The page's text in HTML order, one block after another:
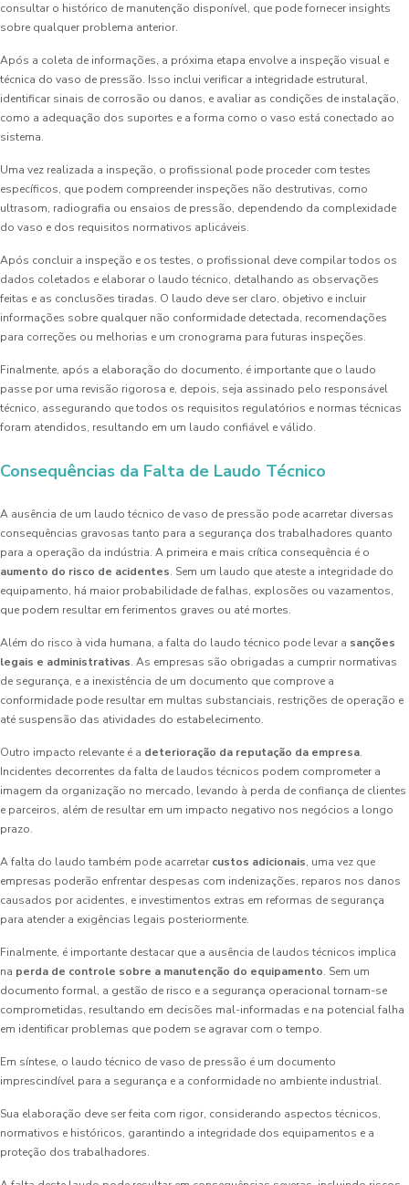
consultar o histórico de manutenção disponível, que pode fornecer insights
sobre qualquer problema anterior.
Após a coleta de informações, a próxima etapa envolve a inspeção visual e
técnica do vaso de pressão. Isso inclui verificar a integridade estrutural,
identificar sinais de corrosão ou danos, e avaliar as condições de instalação,
como a adequação dos suportes e a forma como o vaso está conectado ao
sistema.
Uma vez realizada a inspeção, o profissional pode proceder com testes
específicos, que podem compreender inspeções não destrutivas, como
ultrasom, radiografia ou ensaios de pressão, dependendo da complexidade
do vaso e dos requisitos normativos aplicáveis.
Após concluir a inspeção e os testes, o profissional deve compilar todos os
dados coletados e elaborar o laudo técnico, detalhando as observações
feitas e as conclusões tiradas. O laudo deve ser claro, objetivo e incluir
informações sobre qualquer não conformidade detectada, recomendações
para correções ou melhorias e um cronograma para futuras inspeções.
Finalmente, após a elaboração do documento, é importante que o laudo
passe por uma revisão rigorosa e, depois, seja assinado pelo responsável
técnico, assegurando que todos os requisitos regulatórios e normas técnicas
foram atendidos, resultando em um laudo confiável e válido.
Consequências da Falta de Laudo Técnico
A ausência de um laudo técnico de vaso de pressão pode acarretar diversas
consequências gravosas tanto para a segurança dos trabalhadores quanto
para a operação da indústria. A primeira e mais crítica consequência é o
aumento do risco de acidentes. Sem um laudo que ateste a integridade do
equipamento, há maior probabilidade de falhas, explosões ou vazamentos,
que podem resultar em ferimentos graves ou até mortes.
Além do risco à vida humana, a falta do laudo técnico pode levar a sanções
legais e administrativas. As empresas são obrigadas a cumprir normativas
de segurança, e a inexistência de um documento que comprove a
conformidade pode resultar em multas substanciais, restrições de operação e
até suspensão das atividades do estabelecimento.
Outro impacto relevante é a deterioração da reputação da empresa.
Incidentes decorrentes da falta de laudos técnicos podem comprometer a
imagem da organização no mercado, levando à perda de confiança de clientes
e parceiros, além de resultar em um impacto negativo nos negócios a longo
prazo.
A falta do laudo também pode acarretar custos adicionais, uma vez que
empresas poderão enfrentar despesas com indenizações, reparos nos danos
causados por acidentes, e investimentos extras em reformas de segurança
para atender a exigências legais posteriormente.
Finalmente, é importante destacar que a ausência de laudos técnicos implica
na perda de controle sobre a manutenção do equipamento. Sem um
documento formal, a gestão de risco e a segurança operacional tornam-se
comprometidas, resultando em decisões mal-informadas e na potencial falha
em identificar problemas que podem se agravar com o tempo.
Em síntese, o laudo técnico de vaso de pressão é um documento
imprescindível para a segurança e a conformidade no ambiente industrial.
Sua elaboração deve ser feita com rigor, considerando aspectos técnicos,
normativos e históricos, garantindo a integridade dos equipamentos e a
proteção dos trabalhadores.